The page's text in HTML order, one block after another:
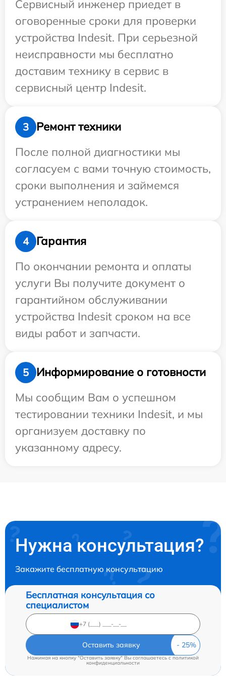
Сервисный инженер приедет в
оговоренные сроки для проверки
устройства Indesit. При серьезной
неисправности мы бесплатно
доставим технику в сервис в
сервисный центр Indesit.
3
Ремонт техники
После полной диагностики мы
согласуем с вами точную стоимость,
сроки выполнения и займемся
устранением неполадок.
4
Гарантия
По окончании ремонта и оплаты
услуги Вы получите документ о
гарантийном обслуживании
устройства Indesit сроком на все
виды работ и запчасти.
5
Информирование о готовности
Мы сообщим Вам о успешном
тестировании техники Indesit, и мы
организуем доставку по
указанному адресу.
Нужна консультация?
Закажите бесплатную консультацию
Бесплатная консультация со
специалистом
Оставить заявку
Нажимая на кнопку "Оставить заявку" Вы соглашаетесь cполитикой
конфиденциальности